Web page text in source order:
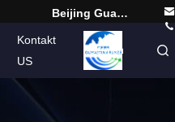
Beijing Guangtian Runze Technology Co., Ltd.
Kontakt
US
German